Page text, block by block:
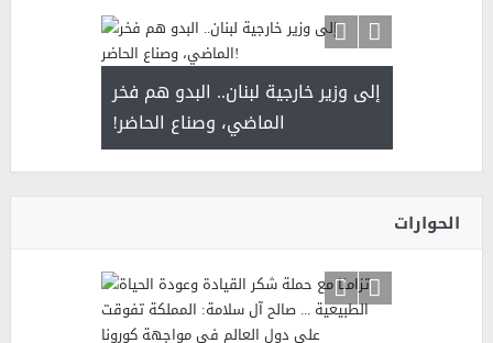
إلى وزير خارجية لبنان.. البدو هم فخر
الماضي، وصناع الحاضر!
الحوارات